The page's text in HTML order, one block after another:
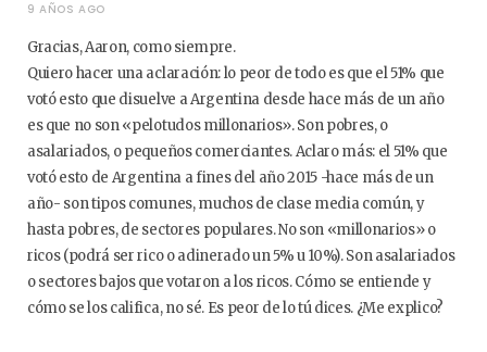
9 AÑOS AGO
Gracias, Aaron, como siempre.
Quiero hacer una aclaración: lo peor de todo es que el 51% que
votó esto que disuelve a Argentina desde hace más de un año
es que no son «pelotudos millonarios». Son pobres, o
asalariados, o pequeños comerciantes. Aclaro más: el 51% que
votó esto de Argentina a fines del año 2015 -hace más de un
año- son tipos comunes, muchos de clase media común, y
hasta pobres, de sectores populares. No son «millonarios» o
ricos (podrá ser rico o adinerado un 5% u 10%). Son asalariados
o sectores bajos que votaron a los ricos. Cómo se entiende y
cómo se los califica, no sé. Es peor de lo tú dices. ¿Me explico?